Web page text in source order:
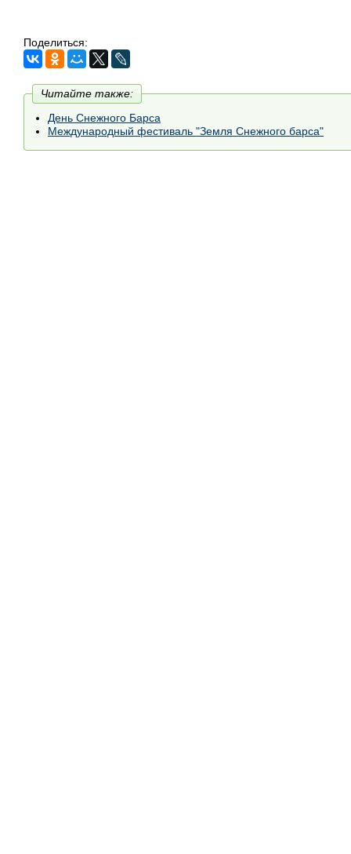
Поделиться:
Читайте также:
День Снежного Барса
Международный фестиваль "Земля Снежного барса"